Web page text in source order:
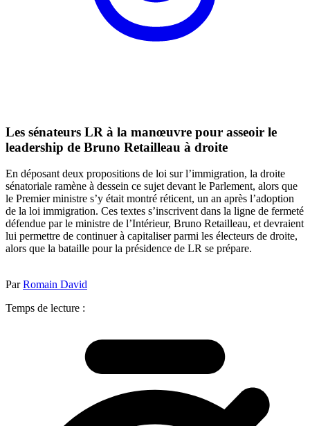
Les sénateurs LR à la manœuvre pour asseoir le
leadership de Bruno Retailleau à droite
En déposant deux propositions de loi sur l’immigration, la droite
sénatoriale ramène à dessein ce sujet devant le Parlement, alors que
le Premier ministre s’y était montré réticent, un an après l’adoption
de la loi immigration. Ces textes s’inscrivent dans la ligne de fermeté
défendue par le ministre de l’Intérieur, Bruno Retailleau, et devraient
lui permettre de continuer à capitaliser parmi les électeurs de droite,
alors que la bataille pour la présidence de LR se prépare.
ParRomain David
Temps de lecture :